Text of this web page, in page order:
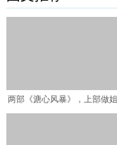
两部《溏心风暴》，上部做姐